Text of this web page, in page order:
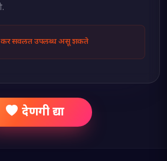
कर सवलत उपलब्ध असू शकते
देणगी द्या